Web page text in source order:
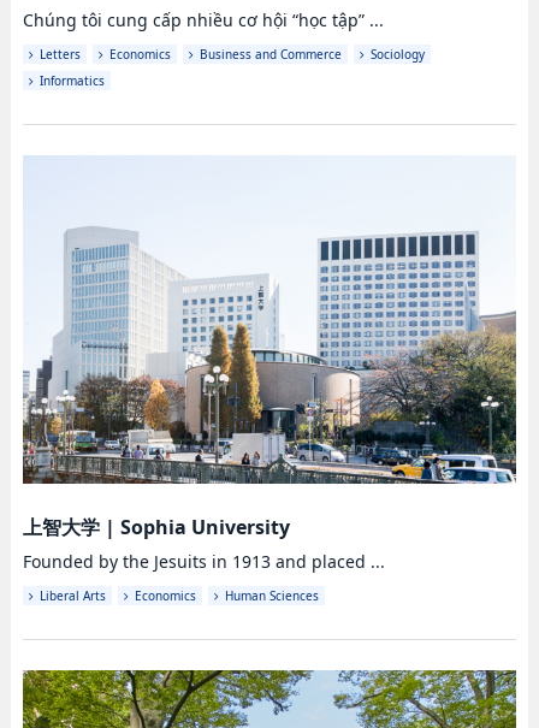
Chúng tôi cung cấp nhiều cơ hội “học tập” ...
Letters Economics Business and Commerce
Sociology
Informatics
上智大学| Sophia University
Founded by the Jesuits in 1913 and placed ...
Liberal Arts Economics Human Sciences